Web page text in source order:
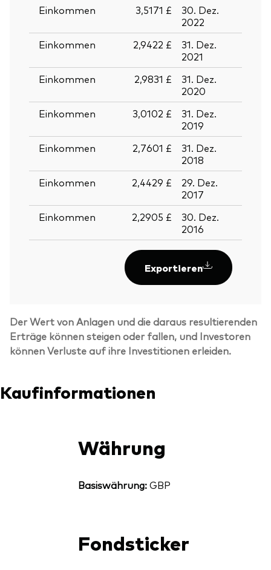
Einkommen
3,5171 £
30. Dez.
2022
Einkommen
2,9422 £
31. Dez.
2021
Einkommen
2,9831 £
31. Dez.
2020
Einkommen
3,0102 £
31. Dez.
2019
Einkommen
2,7601 £
31. Dez.
2018
Einkommen
2,4429 £
29. Dez.
2017
Einkommen
2,2905 £
30. Dez.
2016
Exportieren
Der Wert von Anlagen und die daraus resultierenden
Erträge können steigen oder fallen, und Investoren
können Verluste auf ihre Investitionen erleiden.
Kaufinformationen
Währung
Basiswährung:GBP
Fondsticker